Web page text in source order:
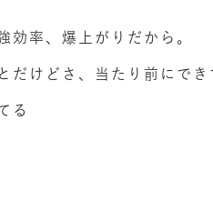
効率、爆上がりだから。
だけどさ、当たり前にで
る